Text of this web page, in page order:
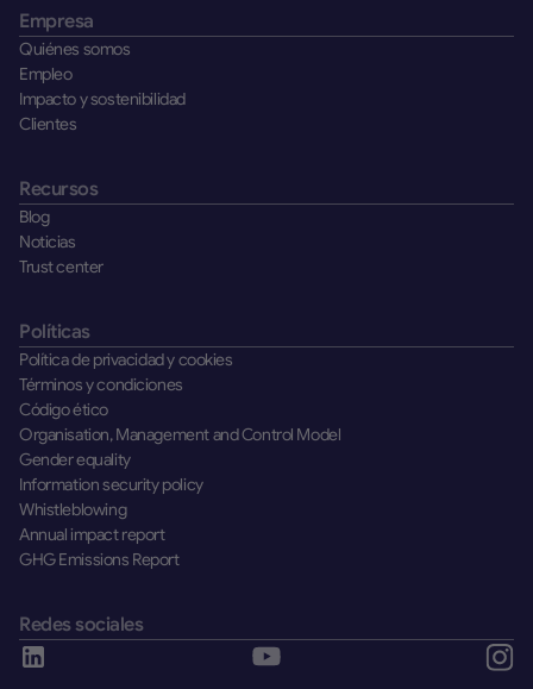
Empresa
Quiénes somos
Empleo
Impacto y sostenibilidad
Clientes
Recursos
Blog
Noticias
Trust center
Políticas
Política de privacidad y cookies
Términos y condiciones
Código ético
Organisation, Management and Control Model
Gender equality
Information security policy
Whistleblowing
Annual impact report
GHG Emissions Report
Redes sociales